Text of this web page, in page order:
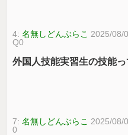
4:名無しどんぶらこ 2025/08/
Q0
外国人技能実習生の技能
7:名無しどんぶらこ 2025/08/
0